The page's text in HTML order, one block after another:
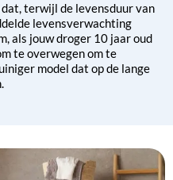
terwijl de levensduur van
levensverwachting
als jouw droger 10 jaar oud
te overwegen om te
model dat op de lange